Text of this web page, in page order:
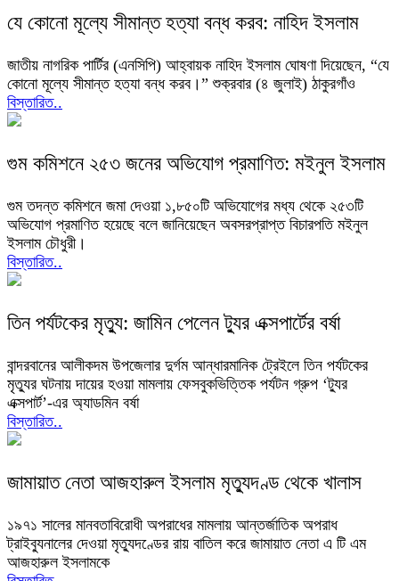
যে কোনো মূল্যে সীমান্ত হত্যা বন্ধ করব: নাহিদ ইসলাম
জাতীয় নাগরিক পার্টির (এনসিপি) আহ্বায়ক নাহিদ ইসলাম ঘোষণা দিয়েছেন, “যে
কোনো মূল্যে সীমান্ত হত্যা বন্ধ করব।” শুক্রবার (৪ জুলাই) ঠাকুরগাঁও
বিস্তারিত..
গুম কমিশনে ২৫৩ জনের অভিযোগ প্রমাণিত: মইনুল ইসলাম
গুম তদন্ত কমিশনে জমা দেওয়া ১,৮৫০টি অভিযোগের মধ্য থেকে ২৫৩টি
অভিযোগ প্রমাণিত হয়েছে বলে জানিয়েছেন অবসরপ্রাপ্ত বিচারপতি মইনুল
ইসলাম চৌধুরী।
বিস্তারিত..
তিন পর্যটকের মৃত্যু: জামিন পেলেন ট্যুর এক্সপার্টের বর্ষা
বান্দরবানের আলীকদম উপজেলার দুর্গম আন্ধারমানিক ট্রেইলে তিন পর্যটকের
মৃত্যুর ঘটনায় দায়ের হওয়া মামলায় ফেসবুকভিত্তিক পর্যটন গ্রুপ ‘ট্যুর
এক্সপার্ট’-এর অ্যাডমিন বর্ষা
বিস্তারিত..
জামায়াত নেতা আজহারুল ইসলাম মৃত্যুদণ্ড থেকে খালাস
১৯৭১ সালের মানবতাবিরোধী অপরাধের মামলায় আন্তর্জাতিক অপরাধ
ট্রাইব্যুনালের দেওয়া মৃত্যুদণ্ডের রায় বাতিল করে জামায়াত নেতা এ টি এম
আজহারুল ইসলামকে